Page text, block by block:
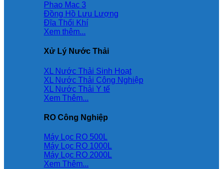
Phao Mac 3
Đồng Hồ Lưu Lượng
Đĩa Thổi Khí
Xem thêm...
Xử Lý Nước Thải
XL Nước Thải Sinh Hoạt
XL Nước Thải Công Nghiệp
XL Nước Thải Y tế
Xem Thêm...
RO Công Nghiệp
Máy Lọc RO 500L
Máy Lọc RO 1000L
Máy Lọc RO 2000L
Xem Thêm...